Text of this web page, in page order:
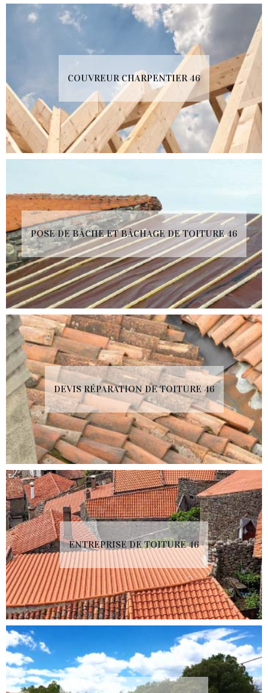
COUVREUR CHARPENTIER 46
POSE DE BÂCHE ET BÂCHAGE DE TOITURE 46
DEVIS RÉPARATION DE TOITURE 46
ENTREPRISE DE TOITURE 46